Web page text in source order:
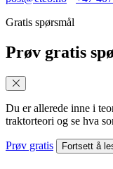
Gratis spørsmål
Prøv gratis
Du er allerede inne i
traktorteori og se hva
Prøv gratis Fortsett å